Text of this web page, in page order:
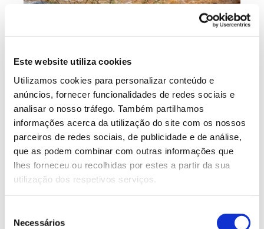
Este website utiliza cookies
Utilizamos cookies para personalizar conteúdo e
anúncios, fornecer funcionalidades de redes sociais e
analisar o nosso tráfego. Também partilhamos
informações acerca da utilização do site com os nossos
parceiros de redes sociais, de publicidade e de análise,
que as podem combinar com outras informações que
lhes forneceu ou recolhidas por estes a partir da sua
utilização dos respetivos serviços.
Necessários
ALTERAÇÕES CLIMÁTICAS
Qual a relação entre
alterações climáticas e
florestas?
As florestas são os ecossistemas terrestres com
maior capacidade de sequestro de carbono, retendo-
e energia de origem fóssil. Plantar e cuidar da